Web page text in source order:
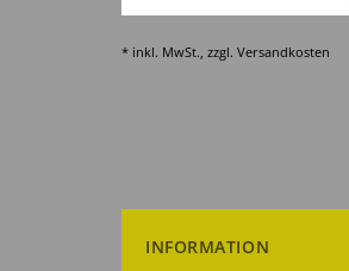
* inkl. MwSt., zzgl. Versandkosten
INFORMATION